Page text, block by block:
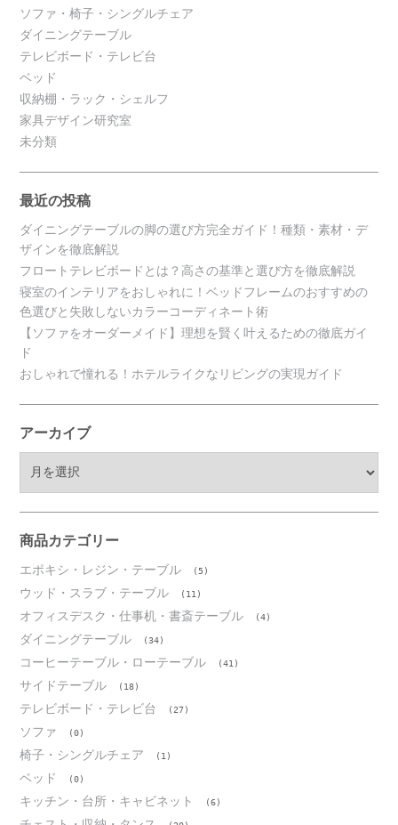
ソファ・椅子・シングルチェア
ダイニングテーブル
テレビボード・テレビ台
ベッド
収納棚・ラック・シェルフ
家具デザイン研究室
未分類
最近の投稿
ダイニングテーブルの脚の選び方完全ガイド！種類・素材・デ
ザインを徹底解説
フロートテレビボードとは？高さの基準と選び方を徹底解説
寝室のインテリアをおしゃれに！ベッドフレームのおすすめの
色選びと失敗しないカラーコーディネート術
【ソファをオーダーメイド】理想を賢く叶えるための徹底ガイ
ド
おしゃれで憧れる！ホテルライクなリビングの実現ガイド
アーカイブ
ブ
商品カテゴリー
エポキシ・レジン・テーブル (5)
ウッド・スラブ・テーブル (11)
オフィスデスク・仕事机・書斎テーブル (4)
ダイニングテーブル (34)
コーヒーテーブル・ローテーブル (41)
サイドテーブル (18)
テレビボード・テレビ台 (27)
ソファ (0)
椅子・シングルチェア (1)
ベッド (0)
キッチン・台所・キャビネット (6)